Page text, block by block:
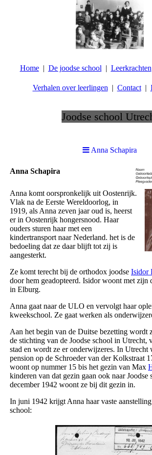
Home De joodse school Leerkrachten
Verhalen over leerlingen Contact
Joodse school
Anna Schapira
Anna Schapira
Anna komt oorspronkelijk uit Oostenrijk.
Vlak na de Eerste Wereldoorlog, in
1919, als Anna zeven jaar oud is, heerst
er in Oostenrijk hongersnood. Haar
ouders sturen haar met een
kindertransport naar Nederland. het is de
bedoeling dat ze daar blijft tot zij is
aangesterkt.
Ze komt terecht bij de orthodox joodse Isidor
door hem geadopteerd. Isidor woont met zijn
in Elburg.
Anna gaat naar de ULO en vervolgt haar
kweekschool. Ze gaat werken als
Aan het begin van de Duitse bezetting wordt
de stichting van de Joodse school in Utrecht,
stad en wordt ze er onderwijzeres. In Utrecht
pension op de Schroeder van der Kolkstraat
woont op nummer 15 bis het gezin van Max
kinderen van dat gezin gaan ook naar Joodse
december 1942 woont ze bij dit gezin in.
In juni 1942 krijgt Anna haar vaste
school: